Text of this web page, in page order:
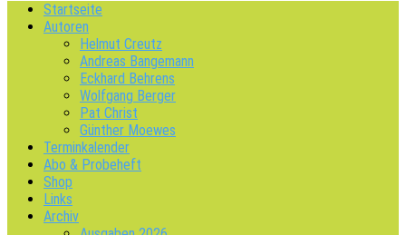
Startseite
Autoren
Helmut Creutz
Andreas Bangemann
Eckhard Behrens
Wolfgang Berger
Pat Christ
Günther Moewes
Terminkalender
Abo & Probeheft
Shop
Links
Archiv